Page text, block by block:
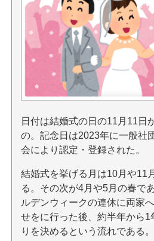
日付は結婚式の日の11月11日
の。記念日は2023年に一般社
会により認定・登録された。
結婚式を挙げる月は10月や11
る。その次が4月や5月の春で
ルデンウィークの連休に両家
せをに行った後、約半年から1
りを決めるという流れである。